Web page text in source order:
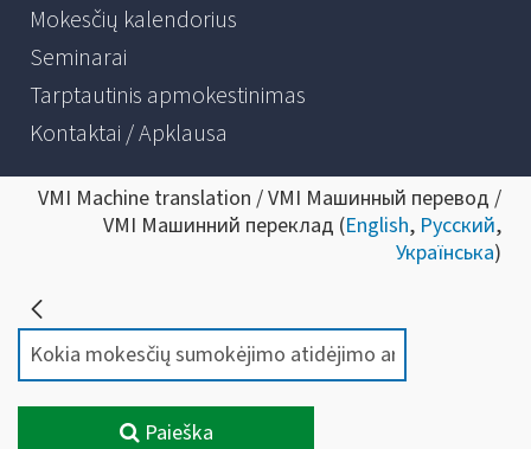
Mokesčių kalendorius
Seminarai
Tarptautinis apmokestinimas
Kontaktai / Apklausa
VMI Machine translation / VMI Машинный перевод /
VMI Машинний переклад (English, Русский,
Українська)
Paieška